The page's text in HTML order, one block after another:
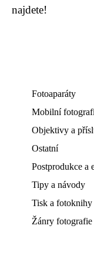
najdete!
Fotoaparáty
Mobilní
Objektivy a
Ostatní
Postprodukce a
Tipy a návody
Tisk a fotoknihy
Žánry fotografie